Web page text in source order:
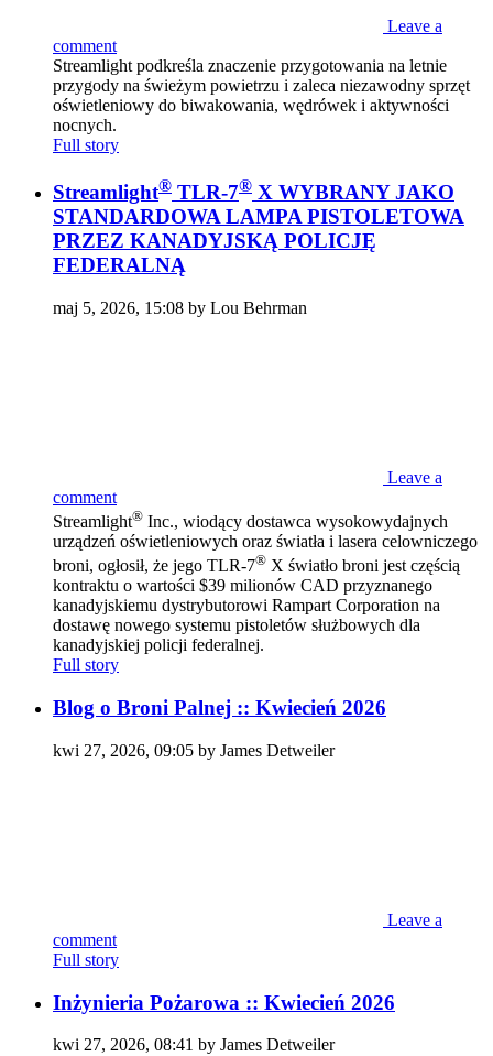
Leave a
comment
Streamlight podkreśla znaczenie przygotowania na letnie
przygody na świeżym powietrzu i zaleca niezawodny sprzęt
oświetleniowy do biwakowania, wędrówek i aktywności
nocnych.
Full story
Streamlight® TLR-7® X WYBRANY JAKO
STANDARDOWA LAMPA PISTOLETOWA
PRZEZ KANADYJSKĄ POLICJĘ
FEDERALNĄ
maj 5, 2026, 15:08 by Lou Behrman
Leave a
comment
Streamlight® Inc., wiodący dostawca wysokowydajnych
urządzeń oświetleniowych oraz światła i lasera celowniczego
broni, ogłosił, że jego TLR-7® X światło broni jest częścią
kontraktu o wartości $39 milionów CAD przyznanego
kanadyjskiemu dystrybutorowi Rampart Corporation na
dostawę nowego systemu pistoletów służbowych dla
kanadyjskiej policji federalnej.
Full story
Blog o Broni Palnej :: Kwiecień 2026
kwi 27, 2026, 09:05 by James Detweiler
Leave a
comment
Full story
Inżynieria Pożarowa :: Kwiecień 2026
kwi 27, 2026, 08:41 by James Detweiler